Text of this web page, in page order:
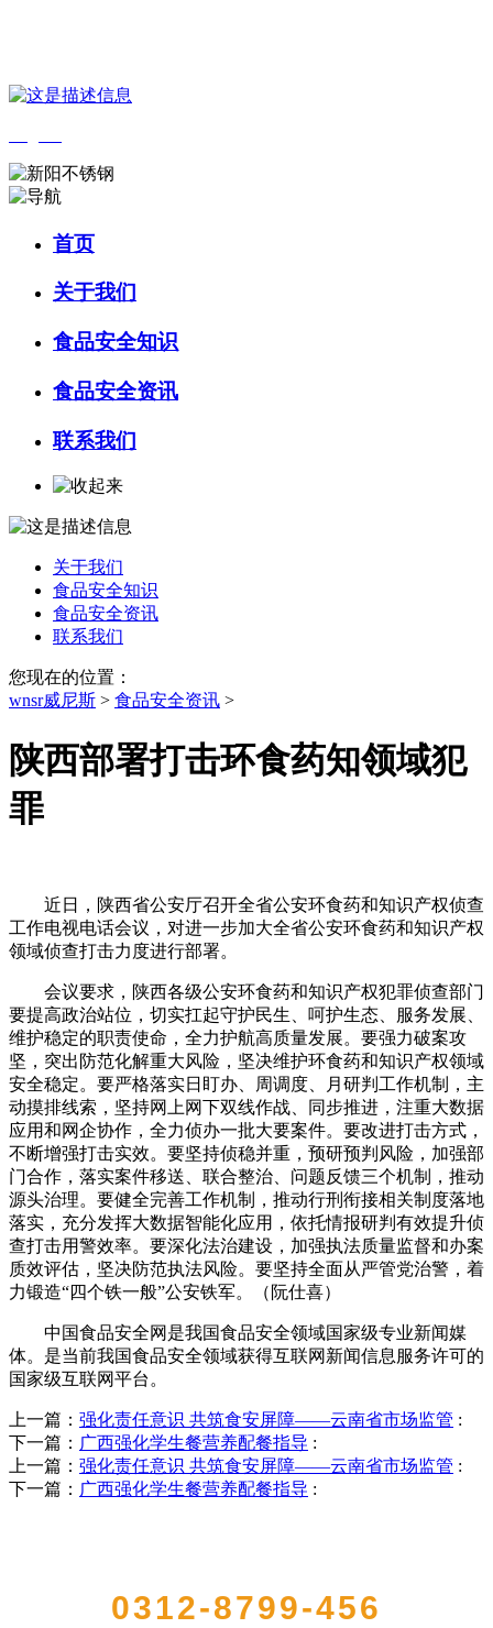
首页
关于我们
食品安全知识
食品安全资讯
联系我们
关于我们
食品安全知识
食品安全资讯
联系我们
您现在的位置：
wnsr威尼斯 > 食品安全资讯 >
陕西部署打击环食药知领域犯
罪
近日，陕西省公安厅召开全省公安环食药和知识产权侦查
工作电视电话会议，对进一步加大全省公安环食药和知识产权
领域侦查打击力度进行部署。
会议要求，陕西各级公安环食药和知识产权犯罪侦查部门
要提高政治站位，切实扛起守护民生、呵护生态、服务发展、
维护稳定的职责使命，全力护航高质量发展。要强力破案攻
坚，突出防范化解重大风险，坚决维护环食药和知识产权领域
安全稳定。要严格落实日盯办、周调度、月研判工作机制，主
动摸排线索，坚持网上网下双线作战、同步推进，注重大数据
应用和网企协作，全力侦办一批大要案件。要改进打击方式，
不断增强打击实效。要坚持侦稳并重，预研预判风险，加强部
门合作，落实案件移送、联合整治、问题反馈三个机制，推动
源头治理。要健全完善工作机制，推动行刑衔接相关制度落地
落实，充分发挥大数据智能化应用，依托情报研判有效提升侦
查打击用警效率。要深化法治建设，加强执法质量监督和办案
质效评估，坚决防范执法风险。要坚持全面从严管党治警，着
力锻造“四个铁一般”公安铁军。（阮仕喜）
中国食品安全网是我国食品安全领域国家级专业新闻媒
体。是当前我国食品安全领域获得互联网新闻信息服务许可的
国家级互联网平台。
上一篇： 强化责任意识 共筑食安屏障——云南省市场监管 :
下一篇： 广西强化学生餐营养配餐指导 :
上一篇： 强化责任意识 共筑食安屏障——云南省市场监管 :
下一篇： 广西强化学生餐营养配餐指导 :
0312-8799-456